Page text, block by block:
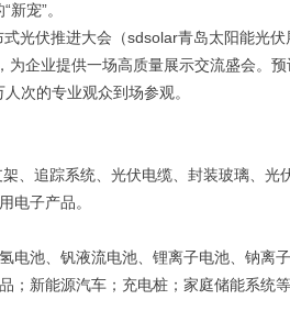
宠”。
光伏推进大会（sdsolar青岛太阳能光伏
为企业提供一场高质量展示交流盛会。
次的专业观众到场参观。
、追踪系统、光伏电缆、封装玻璃、光
电子产品。
电池、钒液流电池、锂离子电池、钠离
；新能源汽车；充电桩；家庭储能系统